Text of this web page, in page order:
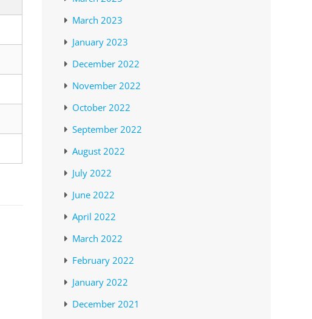
March 2023
January 2023
December 2022
November 2022
October 2022
September 2022
August 2022
July 2022
June 2022
April 2022
March 2022
February 2022
January 2022
December 2021